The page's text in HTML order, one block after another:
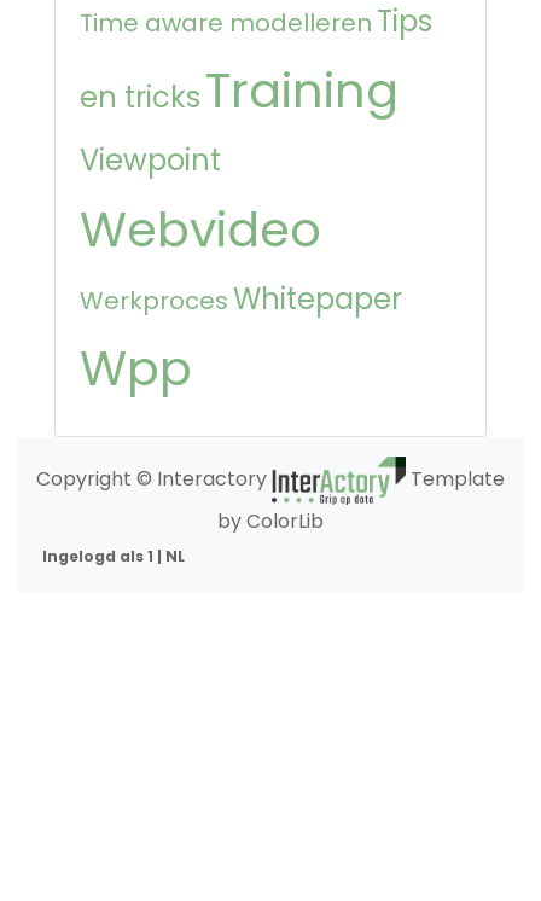
Time aware modelleren Tips
en tricksTraining
Viewpoint
Webvideo
WerkprocesWhitepaper
Wpp
Copyright © Interactory
Template
by ColorLib
Ingelogd als 1 | NL